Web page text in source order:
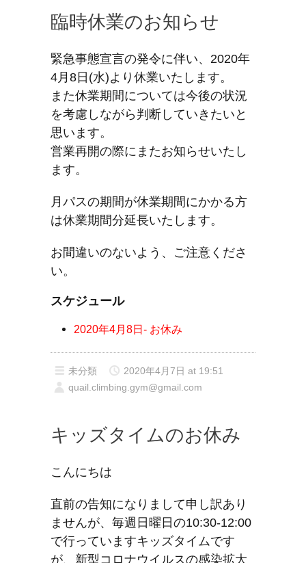
臨時休業のお知らせ
緊急事態宣言の発令に伴い、2020年
4月8日(水)より休業いたします。
また休業期間については今後の状況
を考慮しながら判断していきたいと
思います。
営業再開の際にまたお知らせいたし
ます。
月パスの期間が休業期間にかかる方
は休業期間分延長いたします。
お間違いのないよう、ご注意くださ
い。
スケジュール
2020年4月8日- お休み
未分類
2020年4月7日 at 19:51
quail.climbing.gym@gmail.com
キッズタイムのお休み
こんにちは
直前の告知になりまして申し訳あり
ませんが、毎週日曜日の10:30-12:00
で行っていますキッズタイムです
が、新型コロナウイルスの感染拡大